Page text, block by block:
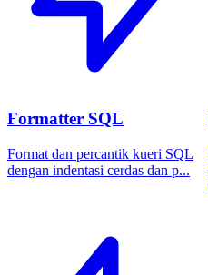
Formatter SQL
Format dan percantik kueri SQL
dengan indentasi cerdas dan p...